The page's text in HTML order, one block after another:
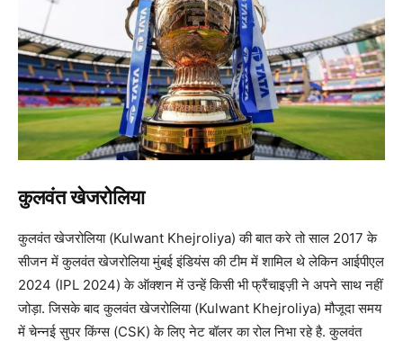
कुलवंत खेजरोलिया
कुलवंत खेजरोलिया (Kulwant Khejroliya) की बात करे तो साल 2017 के
सीजन में कुलवंत खेजरोलिया मुंबई इंडियंस की टीम में शामिल थे लेकिन आईपीएल
2024 (IPL 2024) के ऑक्शन में उन्हें किसी भी फ्रैंचाइज़ी ने अपने साथ नहीं
जोड़ा. जिसके बाद कुलवंत खेजरोलिया (Kulwant Khejroliya) मौजूदा समय
में चेन्नई सुपर किंग्स (CSK) के लिए नेट बॉलर का रोल निभा रहे है. कुलवंत